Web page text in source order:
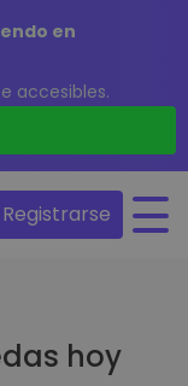
en
accesibles.
Registrarse
hoy